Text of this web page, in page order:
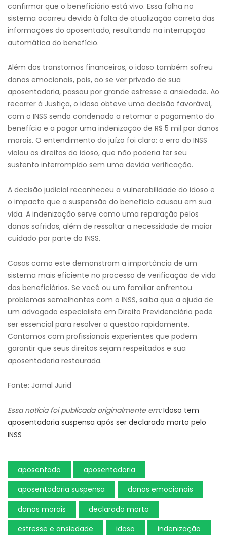
confirmar que o beneficiário está vivo. Essa falha no
sistema ocorreu devido à falta de atualização correta das
informações do aposentado, resultando na interrupção
automática do benefício.
Além dos transtornos financeiros, o idoso também sofreu
danos emocionais, pois, ao se ver privado de sua
aposentadoria, passou por grande estresse e ansiedade. Ao
recorrer à Justiça, o idoso obteve uma decisão favorável,
com o INSS sendo condenado a retomar o pagamento do
benefício e a pagar uma indenização de R$ 5 mil por danos
morais. O entendimento do juízo foi claro: o erro do INSS
violou os direitos do idoso, que não poderia ter seu
sustento interrompido sem uma devida verificação.
A decisão judicial reconheceu a vulnerabilidade do idoso e
o impacto que a suspensão do benefício causou em sua
vida. A indenização serve como uma reparação pelos
danos sofridos, além de ressaltar a necessidade de maior
cuidado por parte do INSS.
Casos como este demonstram a importância de um
sistema mais eficiente no processo de verificação de vida
dos beneficiários. Se você ou um familiar enfrentou
problemas semelhantes com o INSS, saiba que a ajuda de
um advogado especialista em Direito Previdenciário pode
ser essencial para resolver a questão rapidamente.
Contamos com profissionais experientes que podem
garantir que seus direitos sejam respeitados e sua
aposentadoria restaurada.
Fonte: Jornal Jurid
Essa notícia foi publicada originalmente em: Idoso tem
aposentadoria suspensa após ser declarado morto pelo
INSS
aposentado
aposentadoria
aposentadoria suspensa
danos emocionais
danos morais
declarado morto
estresse e ansiedade
idoso
indenização